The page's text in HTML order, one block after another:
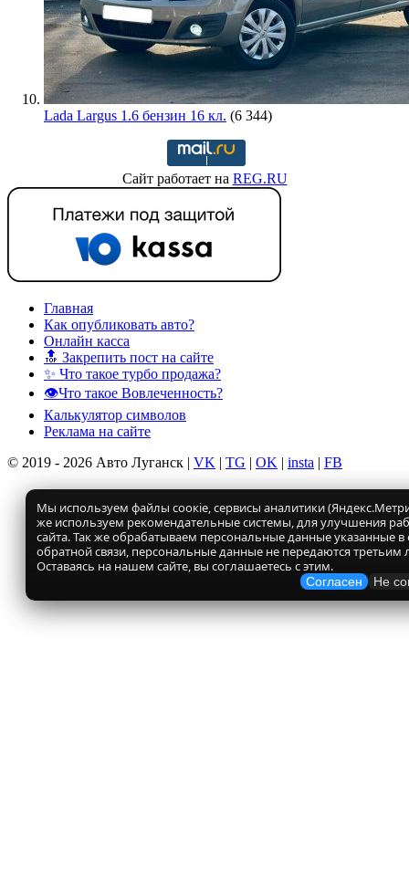
Lada Largus 1.6 бензин 16 кл. (6 344)
Сайт работает на REG.RU
Главная
Как опубликовать авто?
Онлайн касса
🔝 Закрепить пост на сайте
✨ Что такое турбо продажа?
👁️Что такое Вовлеченность?
Калькулятор символов
Реклама на сайте
© 2019 - 2026 Авто Луганск | VK | TG | OK | insta | FB
Мы используем файлы соокіе, сервисы аналитики
же используем рекомендательные системы, для улучшения
сайта. Так же обрабатываем персональные данные указанные
обратной связи, персональные данные не передаются третьим
Оставаясь на нашем сайте, вы соглашаетесь с этим.
Согласен Не